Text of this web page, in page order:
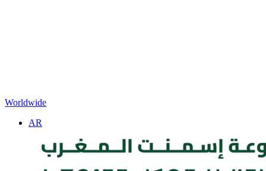
Worldwide
AR